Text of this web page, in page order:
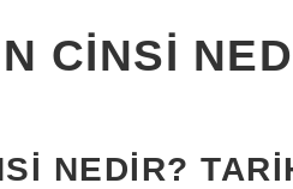
CINSI
NEDIR?